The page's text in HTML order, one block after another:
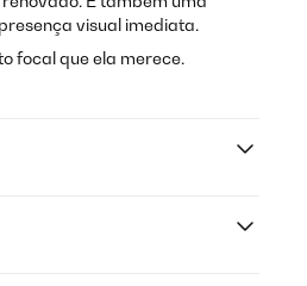
visual imediata.
focal que ela merece.